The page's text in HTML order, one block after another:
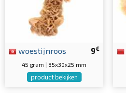
9€
woestijnroos
45 gram | 85x30x25 mm
product bekijken